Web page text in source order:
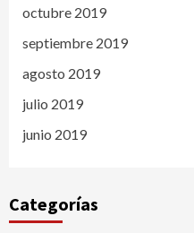
octubre 2019
septiembre 2019
agosto 2019
julio 2019
junio 2019
Categorías